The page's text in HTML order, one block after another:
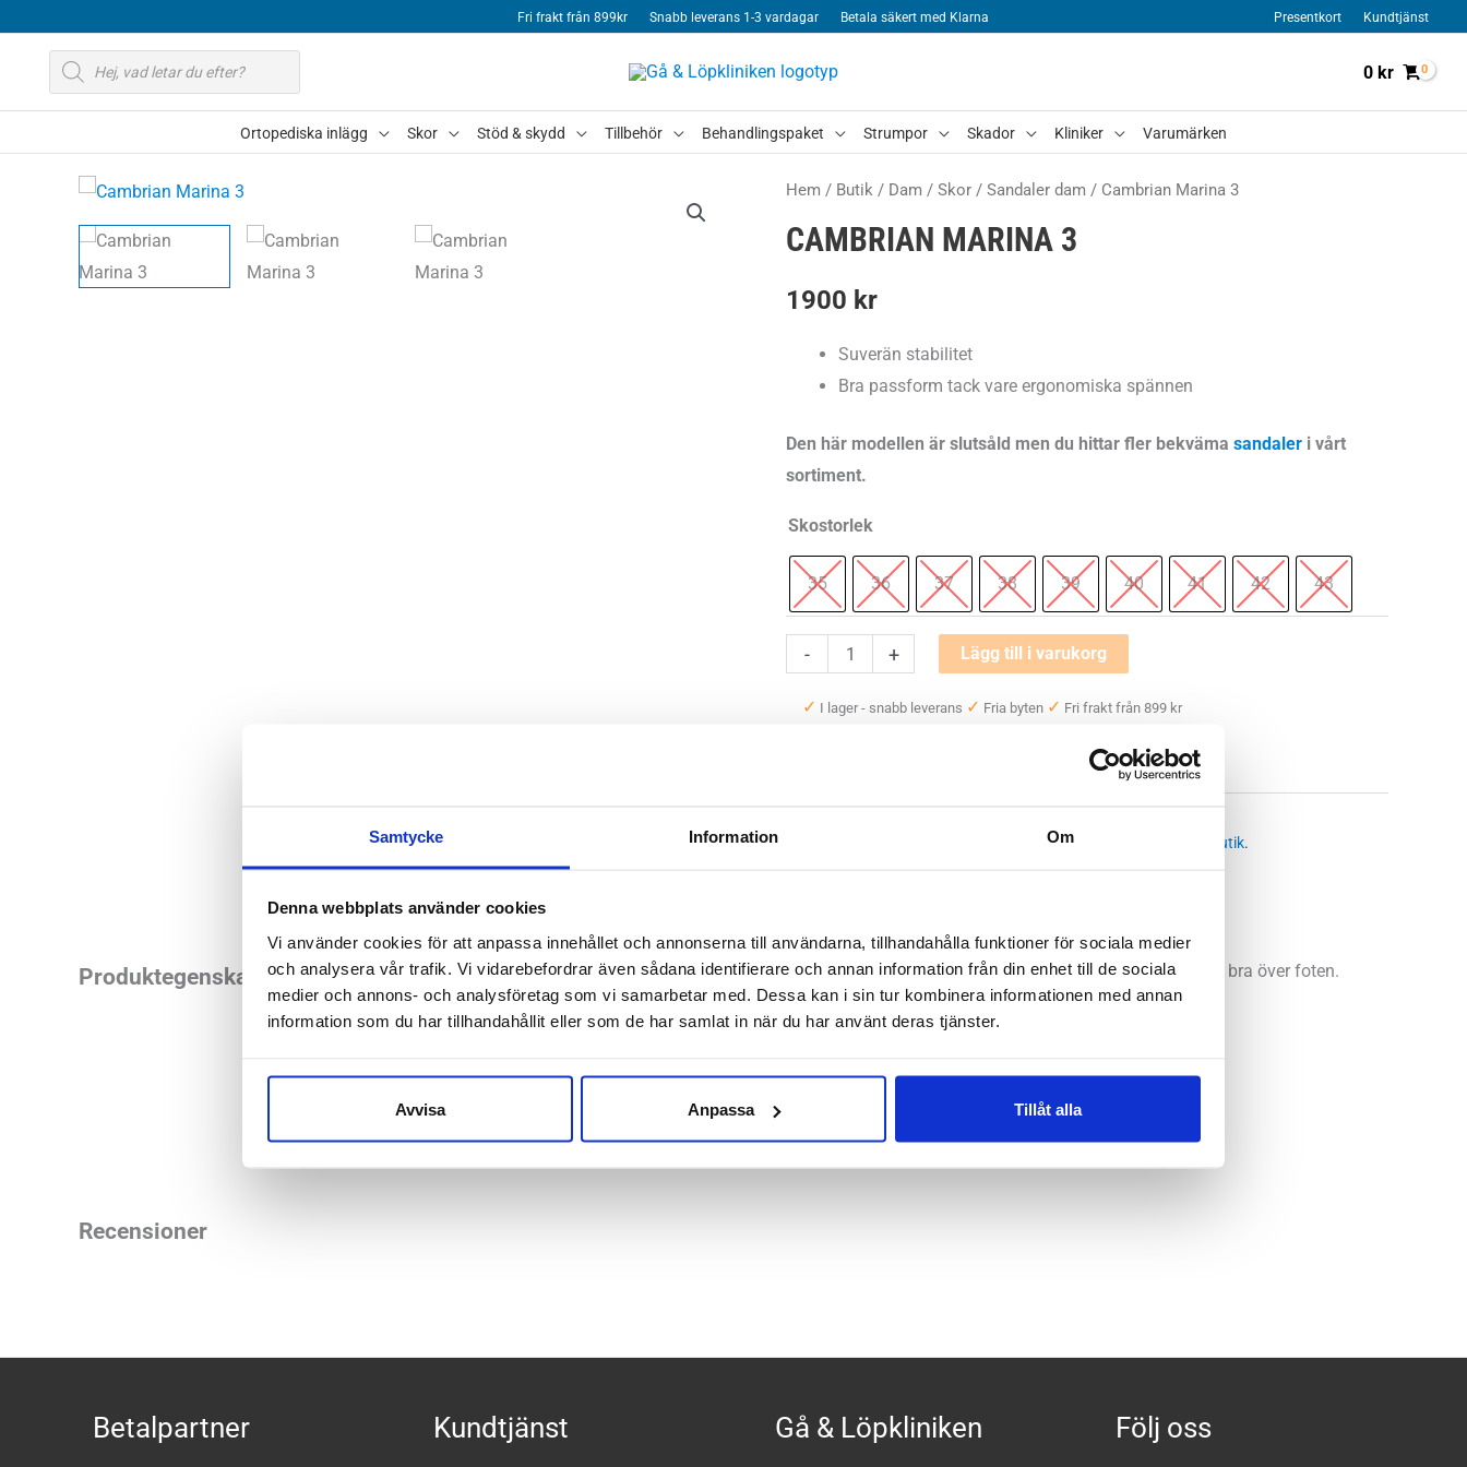
Samtycke Information Om
Denna webbplats använder cookies
Vi använder cookies för att anpassa innehållet och annonserna till användarna, tillhandahålla funktioner för sociala medier
och analysera vår trafik. Vi vidarebefordrar även sådana identifierare och annan information från din enhet till de sociala
medier och annons- och analysföretag som vi samarbetar med. Dessa kan i sin tur kombinera informationen med annan
information som du har tillhandahållit eller som de har samlat in när du har använt deras tjänster.
Avvisa Anpassa Tillåt alla
Fri frakt från 899kr Snabb leverans 1-3 vardagar Betala säkert med Klarna Presentkort Kundtjänst
Produktsökning
0 kr
Ortopediska inlägg Skor Stöd & skydd Tillbehör Behandlingspaket Strumpor Skador Kliniker Varumärken
Hem / Butik / Dam / Skor / Sandaler dam / Cambrian Marina 3
CAMBRIAN MARINA 3
1900 kr
Suverän stabilitet
Bra passform tack vare ergonomiska spännen
Den här modellen är slutsåld men du hittar fler bekväma sandaler i vårt
sortiment.
Skostorlek
35 36 37 38 39 40 41 42 43
-
Cambrian
Marina
+ Lägg till i varukorg
✓ I lager - snabb leverans ✓ Fria byten ✓ Fri frakt från 899 kr
Saldo weblager. För aktuellt butikssaldo, kontakta din närmsta
butik.
Produktegenskaper
Cambrian Marina 3 är en stabil och följsam sandal. Den har en rejäl innersula med ergonomiska remmar som sitter bra över foten.
Innersulan är lös så du kan enkelt byta den mot dina egna fotbäddar och skoinlägg.
Recensioner
Betalpartner Kundtjänst Gå & Löpkliniken Följ oss